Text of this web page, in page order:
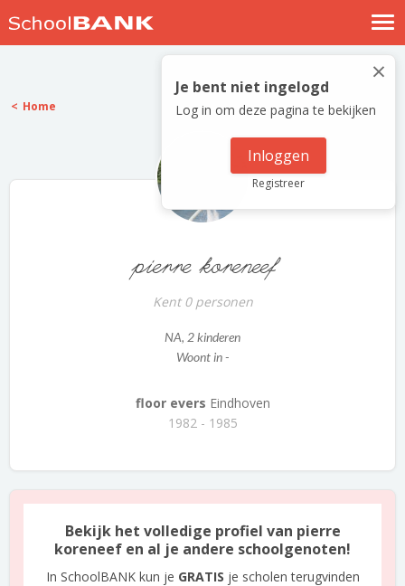
Nostalgische verhalen
Log in
Meld je gratis aan
×
Je bent niet ingelogd
Log in om deze pagina te bekijken
Inloggen
Registreer
Home
pierre koreneef
Kent 0 personen
NA, 2 kinderen
Woont in -
floor evers Eindhoven
1982 - 1985
Bekijk het volledige profiel van pierre
koreneef en al je andere schoolgenoten!
In SchoolBANK kun je GRATIS je scholen terugvinden